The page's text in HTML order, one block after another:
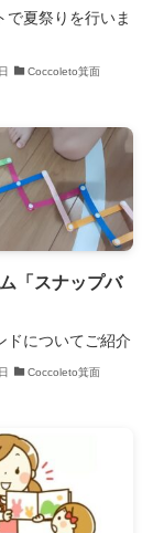
で夏祭りを行いま
Coccoleto箕面
「スナップバ
ドについてご紹介
Coccoleto箕面